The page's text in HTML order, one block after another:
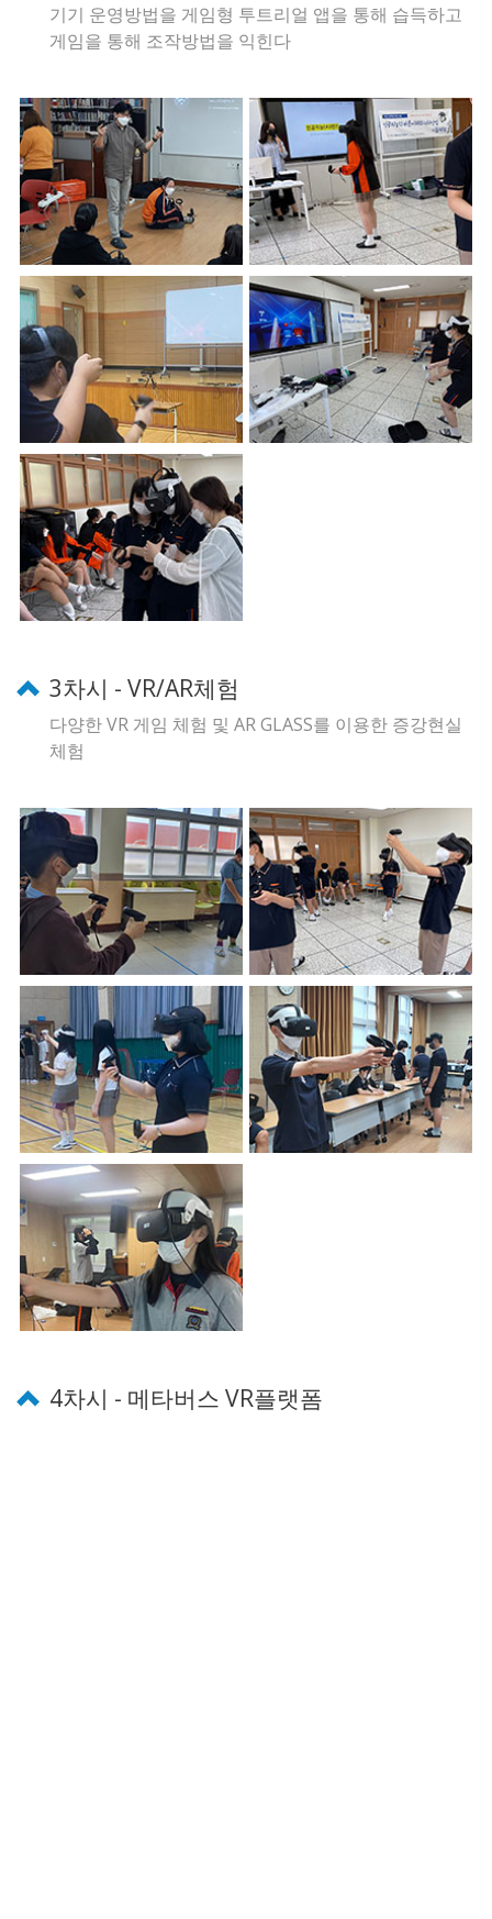
기기 운영방법을 게임형 투트리얼 앱을 통해 습득하고
게임을 통해 조작방법을 익힌다
3차시 - VR/AR체험
다양한VR 게임 체험 및 AR GLASS를 이용한 증강현실
체험
4차시 - 메타버스 VR플랫폼